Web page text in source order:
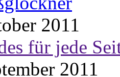
2011
für jede
2011